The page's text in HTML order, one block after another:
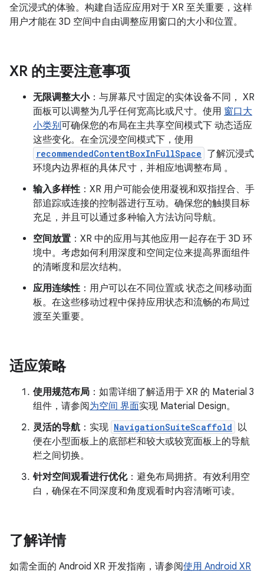
全沉浸式的体验。构建自适应应用对于 XR 至关重要，这样
用户才能在 3D 空间中自由调整应用窗口的大小和位置。
XR 的主要注意事项
无限调整大小：与屏幕尺寸固定的实体设备不同， XR
面板可以调整为几乎任何宽高比或尺寸。使用 窗口大
小类别可确保您的布局在主共享空间模式下 动态适应
这些变化。在全沉浸空间模式下，使用
recommendedContentBoxInFullSpace 了解沉浸式
环境内边界框的具体尺寸，并相应地调整布局 。
输入多样性：XR 用户可能会使用凝视和双指捏合、手
部追踪或连接的控制器进行互动。确保您的触摸目标
充足，并且可以通过多种输入方法访问导航。
空间放置 ：XR 中的应用与其他应用一起存在于 3D 环
境中。考虑如何利用深度和空间定位来提高界面组件
的清晰度和层次结构。
应用连续性：用户可以在不同位置或 状态之间移动面
板。在这些移动过程中保持应用状态和流畅的布局过
渡至关重要。
适应策略
使用规范布局 ：如需详细了解适用于 XR 的 Material 3
组件，请参阅为空间 界面实现 Material Design。
灵活的导航 ：实现 NavigationSuiteScaffold 以
便在小型面板上的底部栏和较大或较宽面板上的导航
栏之间切换。
针对空间观看进行优化：避免布局拥挤。有效利用空
白，确保在不同深度和角度观看时内容清晰可读。
了解详情
如需全面的 Android XR 开发指南，请参阅使用 Android XR